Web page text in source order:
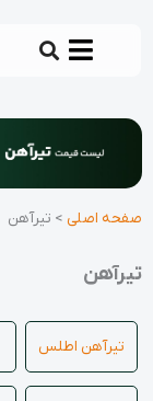
صفحه اصلی > تیرآهن
تیرآهن
تیرآهن اطلس